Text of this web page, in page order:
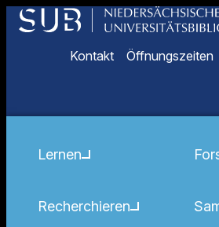
Kontakt Öffnungszeiten
Lernen
Recherchieren